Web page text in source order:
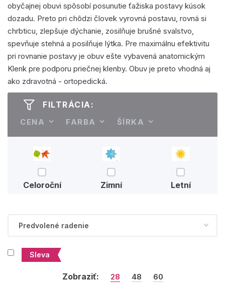
obyčajnej obuvi spôsobí posunutie ťažiska postavy kúsok
dozadu. Preto pri chôdzi človek vyrovná postavu, rovná si
chrbticu, zlepšuje dýchanie, zosilňuje brušné svalstvo,
spevňuje stehná a posilňuje lýtka. Pre maximálnu efektivitu
pri rovnanie postavy je obuv ešte vybavená anatomickým
Klenk pre podporu priečnej klenby. Obuv je preto vhodná aj
ako zdravotná - ortopedická.
FILTRÁCIA:
CENA FARBA ŠÍRKA
Celoroční Zimní Letní
Sleva
Zobraziť: 28 48 60